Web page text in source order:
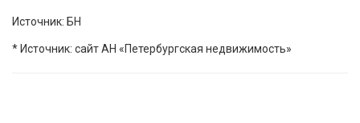
Источник: БН
* Источник: сайт АН «Петербургская недвижимость»